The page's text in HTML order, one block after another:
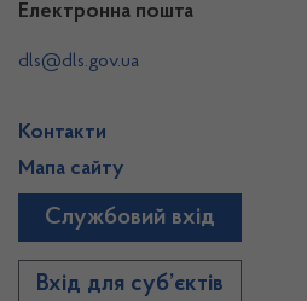
Електронна пошта
dls@dls.gov.ua
Контакти
Мапа сайту
Службовий вхід
Вхід для суб’єктів